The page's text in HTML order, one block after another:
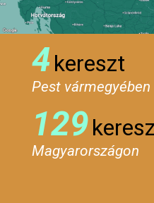
4kereszt
Pest vármegyében
129
Magyarországon